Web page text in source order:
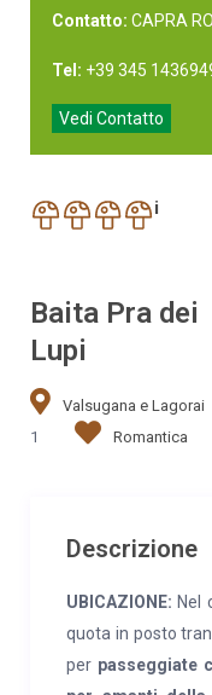
Contatto: CAPRA
Tel: +39 345
Vedi Contatto
i
Baita Pra dei
Lupi
Valsugana e Lagorai
1
Romantica
Descrizione
UBICAZIONE: Nel
quota in posto
per passeggiate